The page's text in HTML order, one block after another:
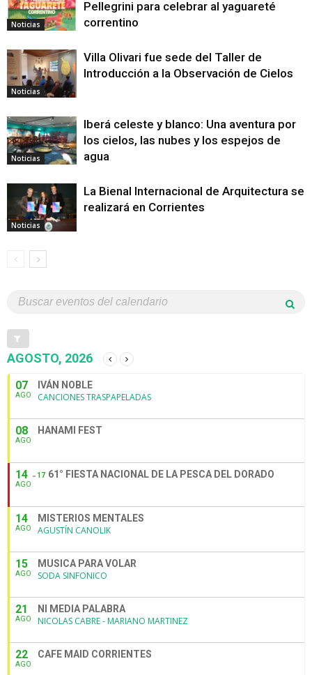
Noticias
Pellegrini para celebrar al yaguareté
correntino
Noticias
Villa Olivari fue sede del Taller de
Introducción a la Observación de Cielos
Noticias
Iberá celeste y blanco: Una aventura por
los cielos, las nubes y los espejos de
agua
Noticias
La Bienal Internacional de Arquitectura se
realizará en Corrientes
AGOSTO, 2026
07
AGO
IVÁN NOBLE
CANCIONES TRASPAPELADAS
08
AGO
HANAMI FEST
14
AGO
17 61° FIESTA NACIONAL DE LA PESCA DEL DORADO
14
AGO
MISTERIOS MENTALES
AGUSTÍN CANOLIK
15
AGO
MUSICA PARA VOLAR
SODA SINFONICO
21
AGO
NI MEDIA PALABRA
NICOLAS CABRE - MARIANO MARTINEZ
22
AGO
CAFE MAID CORRIENTES